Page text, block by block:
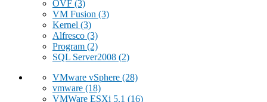
OVF (3)
VM Fusion (3)
Kernel (3)
Alfresco (3)
Program (2)
SQL Server2008 (2)
VMware vSphere (28)
vmware (18)
VMWare ESXi 5.1 (16)